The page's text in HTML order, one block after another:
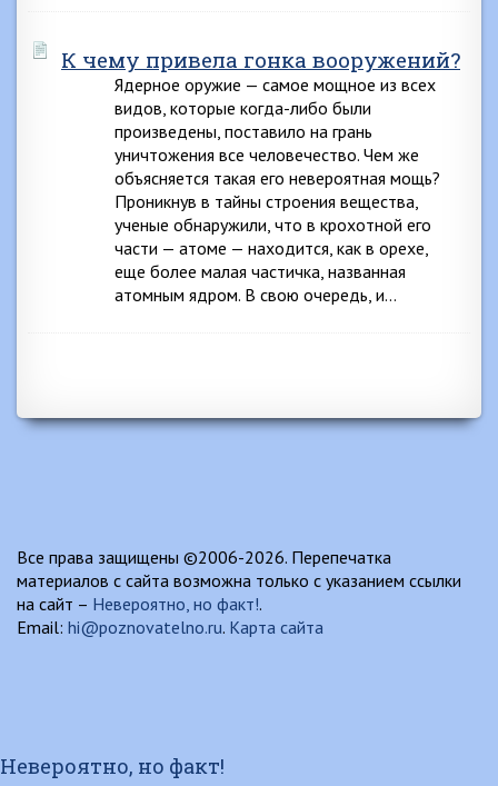
К чему привела гонка вооружений?
Ядерное оружие — самое мощное из всех
видов, которые когда-либо были
произведены, поставило на грань
уничтожения все человечество. Чем же
объясняется такая его невероятная мощь?
Проникнув в тайны строения вещества,
ученые обнаружили, что в крохотной его
части — атоме — находится, как в орехе,
еще более малая частичка, названная
атомным ядром. В свою очередь, и…
Все права защищены ©2006-2026. Перепечатка
материалов с сайта возможна только с указанием ссылки
на сайт – Невероятно, но факт!.
Email: hi@poznovatelno.ru. Карта сайта
Невероятно, но факт!